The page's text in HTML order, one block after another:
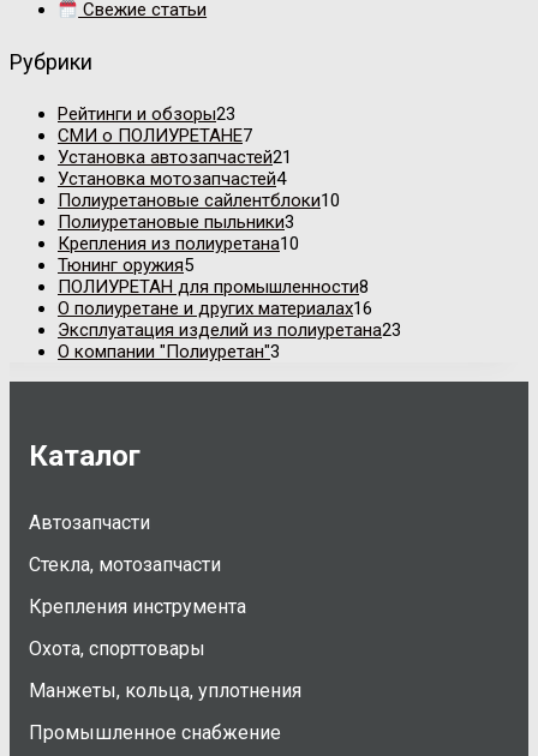
Свежие статьи
Рубрики
Рейтинги и обзоры23
СМИ о ПОЛИУРЕТАНЕ7
Установка автозапчастей21
Установка мотозапчастей4
Полиуретановые сайлентблоки10
Полиуретановые пыльники3
Крепления из полиуретана10
Тюнинг оружия5
ПОЛИУРЕТАН для промышленности8
О полиуретане и других материалах16
Эксплуатация изделий из полиуретана23
О компании "Полиуретан"3
Каталог
Автозапчасти
Стекла, мотозапчасти
Крепления инструмента
Охота, спорттовары
Манжеты, кольца, уплотнения
Промышленное снабжение